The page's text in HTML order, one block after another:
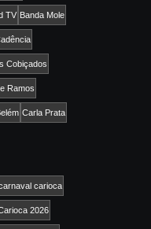
TV Banda Mole
Cobiçados
Ramos
Carla Prata
carioca
2026